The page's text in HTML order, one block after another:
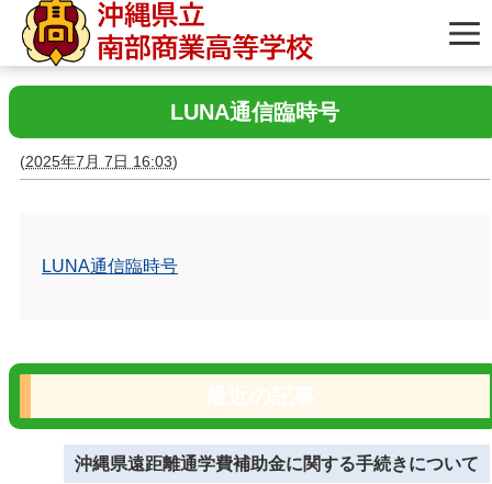
LUNA通信臨時号
(2025年7月 7日 16:03)
LUNA通信臨時号
沖縄県遠距離通学費補助金に関する手続きについて